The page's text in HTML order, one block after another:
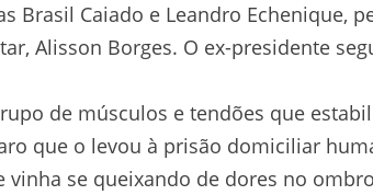
Brasil Caiado e Leandro Echenique,
Alisson Borges. O ex-presidente
de músculos e tendões que
que o levou à prisão domiciliar
vinha se queixando de dores no